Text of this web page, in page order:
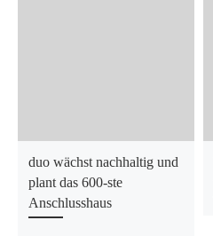
duo wächst nachhaltig und
plant das 600-ste
Anschlusshaus